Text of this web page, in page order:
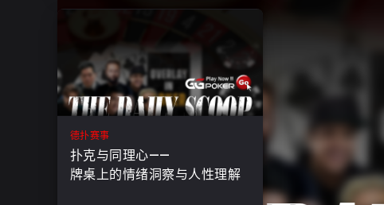
德扑赛事
扑克与同理心——
牌桌上的情绪洞察与人性理解